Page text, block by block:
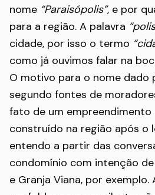
nome “Paraisópolis”, e por
para a região. A palavra
cidade, por isso o termo
como já ouvimos falar na
O motivo para o nome dado
segundo fontes de
fato de um empreendimento
construído na região após o
entendo a partir das
condomínio com intenção
e Granja Viana, por